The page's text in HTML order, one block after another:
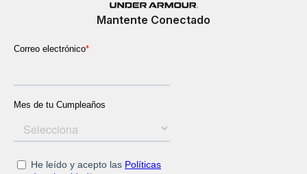
Mantente Conectado